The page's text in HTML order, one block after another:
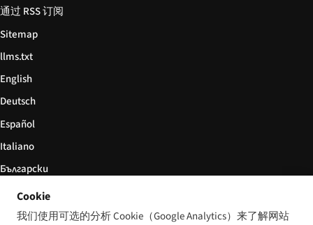
通过 RSS 订阅
Sitemap
llms.txt
English
Deutsch
Español
Italiano
Български
简体中文
Cookie
我们使用可选的分析 Cookie（Google Analytics）来了解网站